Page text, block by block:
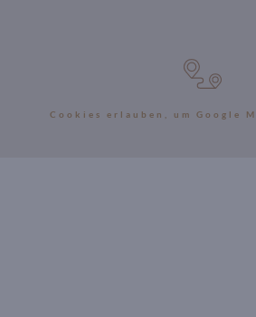
Cookies erlauben, um Google